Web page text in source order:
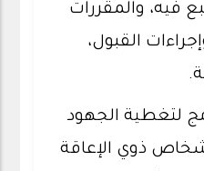
فيه، والمقررات
القبول،
لتغطية الجهود
ذوي الإعاقة